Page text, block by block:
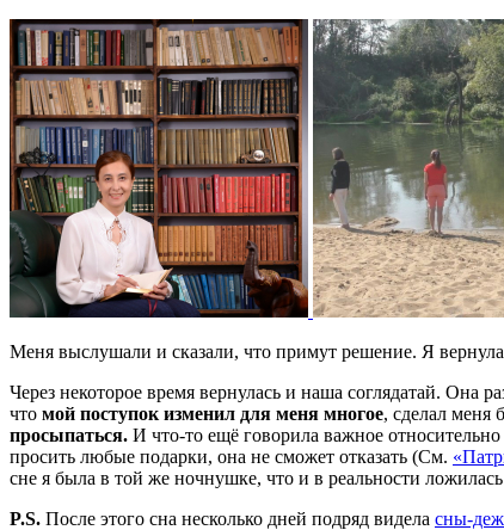
Меня выслушали и сказали, что примут решение. Я
Через некоторое время вернулась и наша соглядатай. Она
что мой поступок изменил для меня многое, сделал меня
просыпаться. И что-то ещё говорила важное
просить любые подарки, она не сможет отказать (См.
сне я была в той же ночнушке, что и в реальности ложилась
P.S. После этого сна несколько дней подряд видела сны-